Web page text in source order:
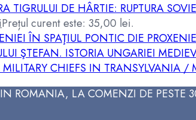
TIGRULUI DE HÂRTIE: RUPTURA
Prețul curent este: 35,00 lei.
ÎN SPAŢIUL PONTIC DIE
ŞTEFAN. ISTORIA UNGARIEI
MILITARY CHIEFS IN TRANSYLVANIA
ROMANIA, LA COMENZI DE PESTE